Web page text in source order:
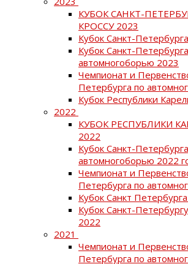
КУБОК САНКТ-
КРОССУ 2023
Кубок Санкт-
Кубок Санкт-
автомногоборью 2023
Чемпионат и
Петербурга по
Кубок Республики
2022
КУБОК РЕСПУБЛИКИ
2022
Кубок Санкт-
автомногоборью 2022
Чемпионат и
Петербурга по
Кубок Санкт
Кубок Санкт-
2022
2021
Чемпионат и
Петербурга по